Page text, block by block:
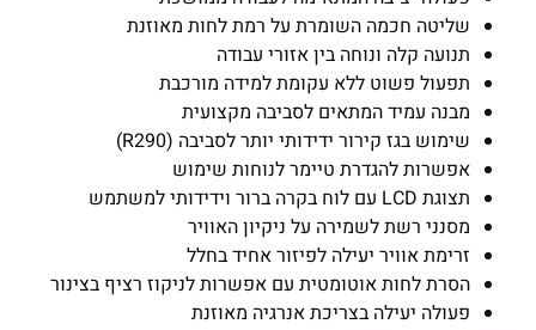
שליטה חכמה השומרת על רמת לחות מאוזנת
תנועה קלה ונוחה בין אזורי עבודה
תפעול פשוט ללא עקומת למידה מורכבת
מבנה עמיד המתאים לסביבה מקצועית
שימוש בגז קירור ידידותי יותר לסביבה (R290)
אפשרות להגדרת טיימר לנוחות שימוש
תצוגת LCD עם לוח בקרה ברור וידידותי למשתמש
מסנני רשת לשמירה על ניקיון האוויר
זרימת אוויר יעילה לפיזור אחיד בחלל
הסרת לחות אוטומטית עם אפשרות לניקוז רציף בצינור
פעולה יעילה בצריכת אנרגיה מאוזנת